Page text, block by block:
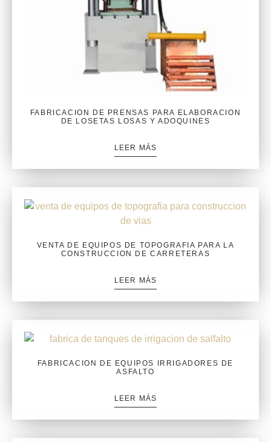
FABRICACION DE PRENSAS PARA ELABORACION
DE LOSETAS LOSAS Y ADOQUINES
LEER MÁS
VENTA DE EQUIPOS DE TOPOGRAFIA PARA LA
CONSTRUCCION DE CARRETERAS
LEER MÁS
FABRICACION DE EQUIPOS IRRIGADORES DE
ASFALTO
LEER MÁS